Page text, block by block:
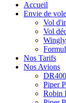
Main
navigation
Accueil
Envie de
Vol
Vol
Nos Tarifs
Nos Avions
Piper
Robin